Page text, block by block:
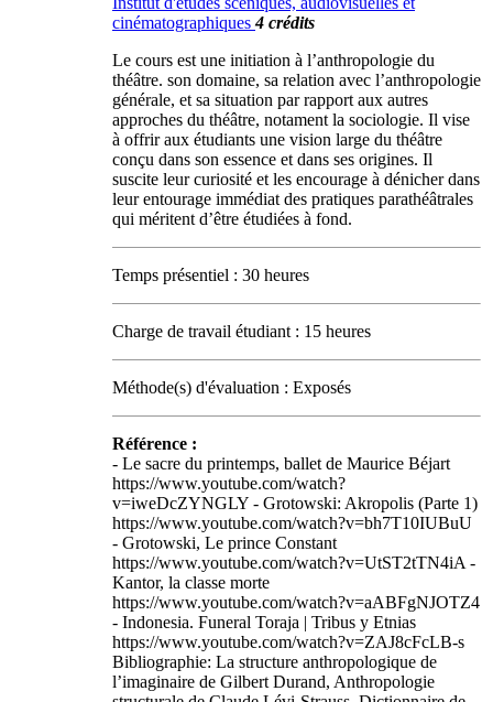
cinématographiques4 crédits
Le cours est une initiation à l’anthropologie du
théâtre. son domaine, sa relation avec l’anthropologie
générale, et sa situation par rapport aux autres
approches du théâtre, notament la sociologie. Il vise
à offrir aux étudiants une vision large du théâtre
conçu dans son essence et dans ses origines. Il
suscite leur curiosité et les encourage à dénicher dans
leur entourage immédiat des pratiques parathéâtrales
qui méritent d’être étudiées à fond.
Temps présentiel : 30 heures
Charge de travail étudiant : 15 heures
Méthode(s) d'évaluation : Exposés
Référence :
- Le sacre du printemps, ballet de Maurice Béjart
https://www.youtube.com/watch?
v=iweDcZYNGLY - Grotowski: Akropolis (Parte 1)
https://www.youtube.com/watch?v=bh7T10IUBuU
- Grotowski, Le prince Constant
https://www.youtube.com/watch?v=UtST2tTN4iA -
Kantor, la classe morte
https://www.youtube.com/watch?v=aABFgNJOTZ4
- Indonesia. Funeral Toraja | Tribus y Etnias
https://www.youtube.com/watch?v=ZAJ8cFcLB-s
Bibliographie: La structure anthropologique de
l’imaginaire de Gilbert Durand, Anthropologie